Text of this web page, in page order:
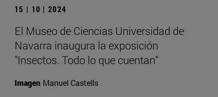
15 | 10 | 2024
El Museo de Ciencias Universidad de
Navarra inaugura la exposición
"Insectos. Todo lo que cuentan"
Imagen Manuel Castells